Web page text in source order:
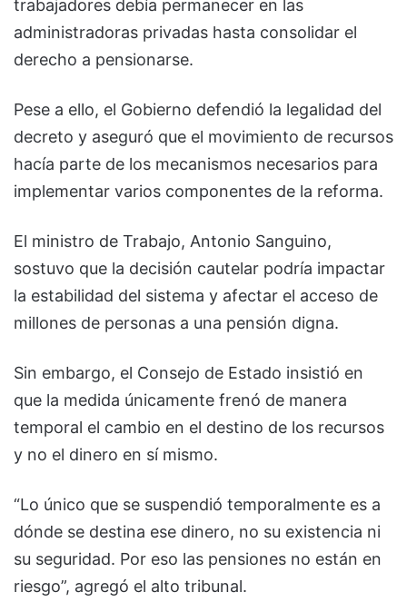
trabajadores debía permanecer en las
administradoras privadas hasta consolidar el
derecho a pensionarse.
Pese a ello, el Gobierno defendió la legalidad del
decreto y aseguró que el movimiento de recursos
hacía parte de los mecanismos necesarios para
implementar varios componentes de la reforma.
El ministro de Trabajo, Antonio Sanguino,
sostuvo que la decisión cautelar podría impactar
la estabilidad del sistema y afectar el acceso de
millones de personas a una pensión digna.
Sin embargo, el Consejo de Estado insistió en
que la medida únicamente frenó de manera
temporal el cambio en el destino de los recursos
y no el dinero en sí mismo.
“Lo único que se suspendió temporalmente es a
dónde se destina ese dinero, no su existencia ni
su seguridad. Por eso las pensiones no están en
riesgo”, agregó el alto tribunal.